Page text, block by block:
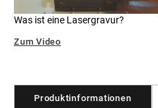
Was ist eine Lasergravur?
Zum Video
Produktinformationen